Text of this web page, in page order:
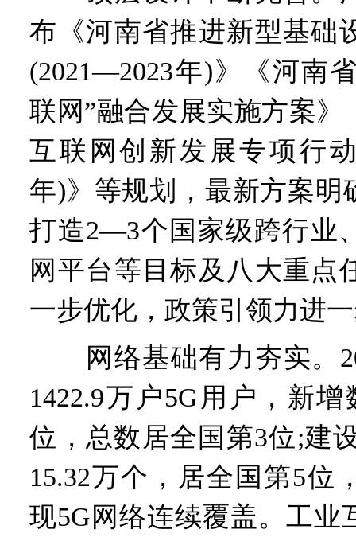
布《河南省推进新型基础
(2021—2023年)》《河南
联网”融合发展实施方案》
互联网创新发展专项行
年)》等规划，最新方案明
打造2—3个国家级跨行业
网平台等目标及八大重点
一步优化，政策引领力进
网络基础有力夯实。
1422.9万户5G用户，新
位，总数居全国第3位;建
15.32万个，居全国第5位
现5G网络连续覆盖。工业